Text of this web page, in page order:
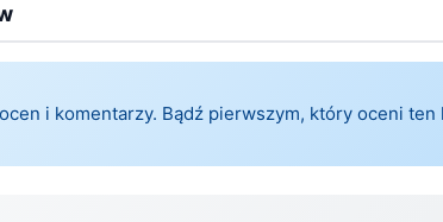
i komentarzy. Bądź pierwszym, który oceni ten